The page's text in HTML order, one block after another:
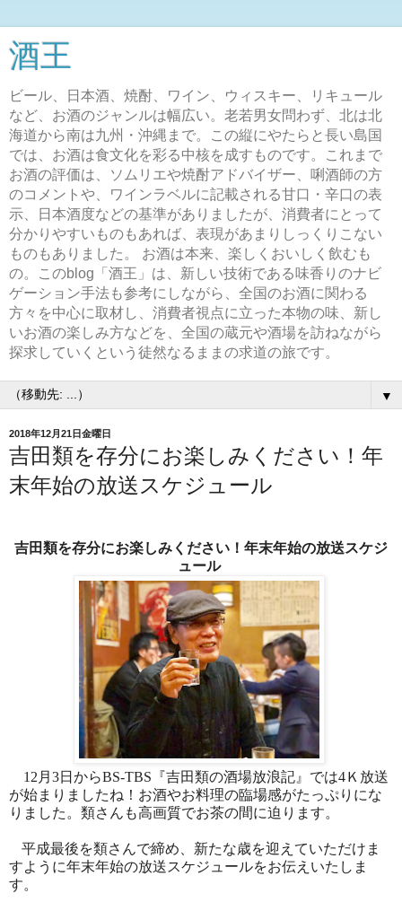
酒王
ビール、日本酒、焼酎、ワイン、ウィスキー、リキュール
など、お酒のジャンルは幅広い。老若男女問わず、北は北
海道から南は九州・沖縄まで。この縦にやたらと長い島国
では、お酒は食文化を彩る中核を成すものです。これまで
お酒の評価は、ソムリエや焼酎アドバイザー、唎酒師の方
のコメントや、ワインラベルに記載される甘口・辛口の表
示、日本酒度などの基準がありましたが、消費者にとって
分かりやすいものもあれば、表現があまりしっくりこない
ものもありました。 お酒は本来、楽しくおいしく飲むも
の。このblog「酒王」は、新しい技術である味香りのナビ
ゲーション手法も参考にしながら、全国のお酒に関わる
方々を中心に取材し、消費者視点に立った本物の味、新し
いお酒の楽しみ方などを、全国の蔵元や酒場を訪ねながら
探求していくという徒然なるままの求道の旅です。
▼
2018年12月21日金曜日
吉田類を存分にお楽しみください！年
末年始の放送スケジュール
吉田類を存分にお楽しみください！年末年始の放送スケジ
ュール
12 月3日からBS-TBS 『吉田類の酒場放浪記』では4Ｋ放送
が始まりましたね！お酒やお料理の臨場感がたっぷりにな
りました。類さんも高画質でお茶の間に迫ります。
平成最後を類さんで締め、新たな歳を迎えていただけま
すように年末年始の放送スケジュールをお伝えいたしま
す。